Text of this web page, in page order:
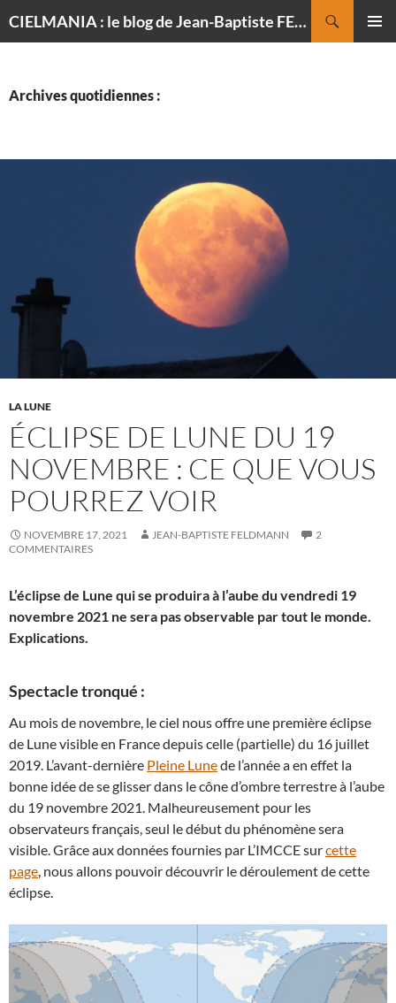
CIELMANIA : le blog de Jean-Baptiste FELDMANN, photographe du ciel
Archives quotidiennes :
LA LUNE
ÉCLIPSE DE LUNE DU 19
NOVEMBRE : CE QUE VOUS
POURREZ VOIR
NOVEMBRE 17, 2021 JEAN-BAPTISTE FELDMANN
2
COMMENTAIRES
L’éclipse de Lune qui se produira à l’aube du vendredi 19
novembre 2021 ne sera pas observable par tout le monde.
Explications.
Spectacle tronqué :
Au mois de novembre, le ciel nous offre une première éclipse
de Lune visible en France depuis celle (partielle) du 16 juillet
2019. L’avant-dernière Pleine Lunede l’année a en effet la
bonne idée de se glisser dans le cône d’ombre terrestre à l’aube
du 19 novembre 2021. Malheureusement pour les
observateurs français, seul le début du phénomène sera
visible. Grâce aux données fournies par L’IMCCE surcette
page, nous allons pouvoir découvrir le déroulement de cette
éclipse.